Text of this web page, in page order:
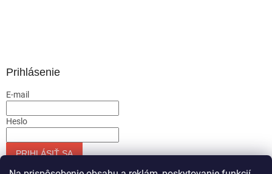
Prihlásenie
E-mail
Heslo
PRIHLÁSIŤ SA
Nová registráciaZabudnuté heslo